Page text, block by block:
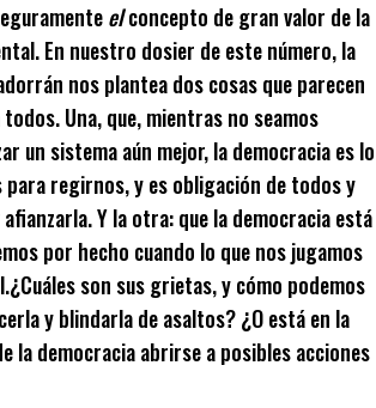
elconcepto de gran valor de la
En nuestro dosier de este número, la
nos plantea dos cosas que parecen
Una, que, mientras no seamos
un sistema aún mejor, la democracia es lo
para regirnos, y es obligación de todos y
Y la otra: que la democracia está
por hecho cuando lo que nos jugamos
son sus grietas, y cómo podemos
y blindarla de asaltos? ¿O está en la
la democracia abrirse a posibles acciones